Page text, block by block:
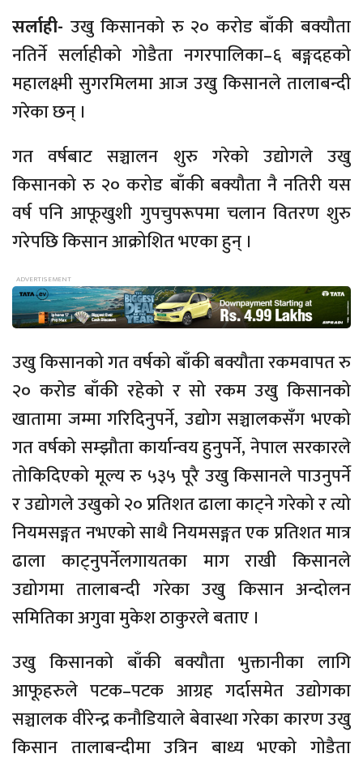
सर्लाही- उखु किसानको रु २० करोड बाँकी बक्यौता
नतिर्ने सर्लाहीको गोडैता नगरपालिका–६ बङ्गदहको
महालक्ष्मी सुगरमिलमा आज उखु किसानले तालाबन्दी
गरेका छन् ।
गत वर्षबाट सञ्चालन शुरु गरेको उद्योगले उखु
किसानको रु २० करोड बाँकी बक्यौता नै नतिरी यस
वर्ष पनि आफूखुशी गुपचुपरूपमा चलान वितरण शुरु
गरेपछि किसान आक्रोशित भएका हुन् ।
उखु किसानको गत वर्षको बाँकी बक्यौता रकमवापत रु
२० करोड बाँकी रहेको र सो रकम उखु किसानको
खातामा जम्मा गरिदिनुपर्ने, उद्योग सञ्चालकसँग भएको
गत वर्षको सम्झौता कार्यान्वय हुनुपर्ने, नेपाल सरकारले
तोकिदिएको मूल्य रु ५३५ पूरै उखु किसानले पाउनुपर्ने
र उद्योगले उखुको २० प्रतिशत ढाला काट्ने गरेको र त्यो
नियमसङ्गत नभएको साथै नियमसङ्गत एक प्रतिशत मात्र
ढाला काट्नुपर्नेलगायतका माग राखी किसानले
उद्योगमा तालाबन्दी गरेका उखु किसान अन्दोलन
समितिका अगुवा मुकेश ठाकुरले बताए ।
उखु किसानको बाँकी बक्यौता भुक्तानीका लागि
आफूहरुले पटक–पटक आग्रह गर्दासमेत उद्योगका
सञ्चालक वीरेन्द्र कनौडियाले बेवास्था गरेका कारण उखु
किसान तालाबन्दीमा उत्रिन बाध्य भएको गोडैता